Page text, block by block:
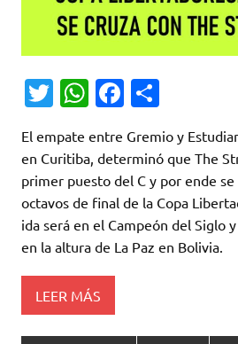
T
it
te
r
W
at
s
A
p
p
Fa
e
b
o
o
k
m
p
ar
ti
r
El empate entre Gremio y
en Curitiba, determinó que The
primer puesto del C y por ende se
octavos de final de la Copa
ida será en el Campeón del Siglo
en la altura de La Paz en Bolivia.
LEER MÁS